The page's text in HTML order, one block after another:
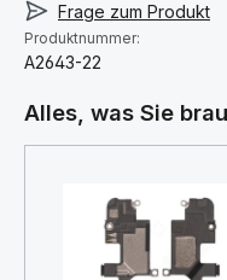
Frage zum Produkt
Produktnummer:
A2643-22
Alles, was Sie